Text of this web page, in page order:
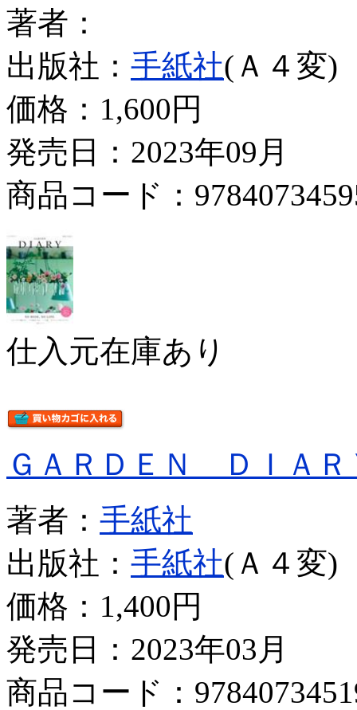
著者：
出版社： 手紙社(Ａ４変)
価格： 1,600円
発売日：2023年09月
商品コード：
仕入元在庫あり
ＧＡＲＤＥＮ ＤＩＡ
著者： 手紙社
出版社： 手紙社(Ａ４変)
価格： 1,400円
発売日：2023年03月
商品コード：